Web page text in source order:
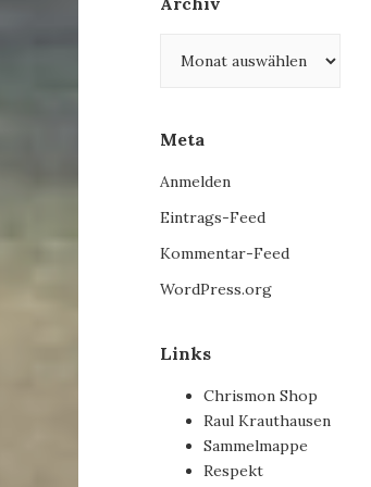
Meta
Anmelden
Eintrags-Feed
Kommentar-Feed
WordPress.org
Links
Chrismon Shop
Raul Krauthausen
Sammelmappe
Respekt